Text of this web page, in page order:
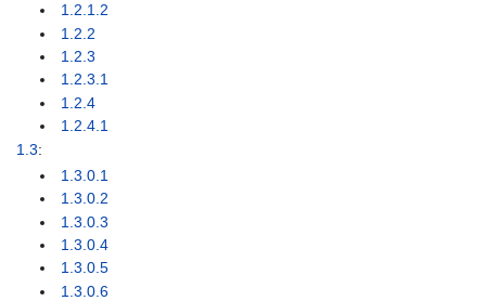
1.2.1.2
1.2.2
1.2.3
1.2.3.1
1.2.4
1.2.4.1
1.3:
1.3.0.1
1.3.0.2
1.3.0.3
1.3.0.4
1.3.0.5
1.3.0.6